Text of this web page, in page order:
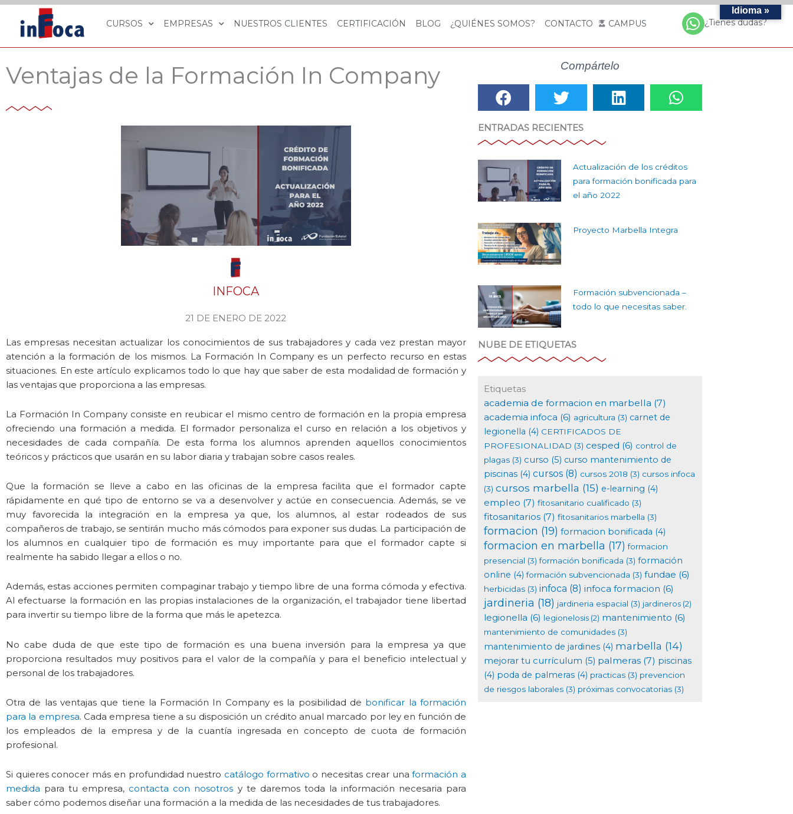
Ir
contenido
CURSOS EMPRESAS NUESTROS CLIENTES CERTIFICACIÓN BLOG ¿QUIÉNES SOMOS? CONTACTO CAMPUS ¿Tienes dudas?
Ventajas de la Formación In Company
INFOCA
21 DE ENERO DE 2022
Las empresas necesitan actualizar los conocimientos de sus trabajadores y cada vez prestan mayor
atención a la formación de los mismos. La Formación In Company es un perfecto recurso en estas
situaciones. En este artículo explicamos todo lo que hay que saber de esta modalidad de formación y
las ventajas que proporciona a las empresas.
La Formación In Company consiste en reubicar el mismo centro de formación en la propia empresa
ofreciendo una formación a medida. El formador personaliza el curso en relación a los objetivos y
necesidades de cada compañía. De esta forma los alumnos aprenden aquellos conocimientos
teóricos y prácticos que usarán en su labor diaria y trabajan sobre casos reales.
Que la formación se lleve a cabo en las oficinas de la empresa facilita que el formador capte
rápidamente en qué tipo de entorno se va a desenvolver y actúe en consecuencia. Además, se ve
muy favorecida la integración en la empresa ya que, los alumnos, al estar rodeados de sus
compañeros de trabajo, se sentirán mucho más cómodos para exponer sus dudas. La participación de
los alumnos en cualquier tipo de formación es muy importante para que el formador capte si
realmente ha sabido llegar a ellos o no.
Además, estas acciones permiten compaginar trabajo y tiempo libre de una forma cómoda y efectiva.
Al efectuarse la formación en las propias instalaciones de la organización, el trabajador tiene libertad
para invertir su tiempo libre de la forma que más le apetezca.
No cabe duda de que este tipo de formación es una buena inversión para la empresa ya que
proporciona resultados muy positivos para el valor de la compañía y para el beneficio intelectual y
personal de los trabajadores.
Otra de las ventajas que tiene la Formación In Company es la posibilidad de bonificar la formación
para la empresa. Cada empresa tiene a su disposición un crédito anual marcado por ley en función de
los empleados de la empresa y de la cuantía ingresada en concepto de cuota de formación
profesional.
Si quieres conocer más en profundidad nuestro catálogo formativo o necesitas crear unaformación a
medida para tu empresa, contacta con nosotros y te daremos toda la información necesaria para
saber cómo podemos diseñar una formación a la medida de las necesidades de tus trabajadores.
Compártelo
ENTRADAS RECIENTES
Actualización de los créditos
para formación bonificada para
el año 2022
Proyecto Marbella Integra
Formación subvencionada –
todo lo que necesitas saber.
NUBE DE ETIQUETAS
Etiquetas
academia de formacion en marbella (7)
academia infoca (6) agricultura (3) carnet de
legionella (4) CERTIFICADOS DE
PROFESIONALIDAD (3) cesped (6) control de
plagas(3) curso (5) curso mantenimiento de
piscinas(4) cursos(8) cursos 2018 (3) cursos infoca
(3) cursos marbella (15) e-learning (4)
empleo (7) fitosanitario cualificado (3)
fitosanitarios(7) fitosanitarios marbella (3)
formacion (19) formacion bonificada (4)
formacion en marbella (17) formacion
presencial (3) formación bonificada (3) formación
online (4) formación subvencionada (3) fundae (6)
herbicidas(3) infoca (8) infoca formacion (6)
jardineria (18) jardineria espacial (3) jardineros(2)
legionella (6) legionelosis(2) mantenimiento (6)
mantenimiento de comunidades(3)
mantenimiento de jardines(4) marbella (14)
mejorar tu currículum (5) palmeras(7) piscinas
(4) poda de palmeras(4) practicas(3) prevencion
de riesgos laborales(3) próximas convocatorias(3)
Idioma »